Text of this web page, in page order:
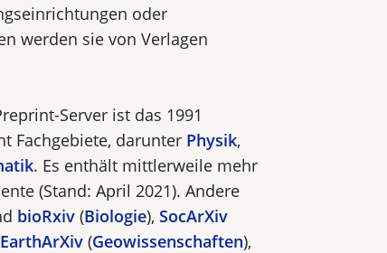
oder
werden sie von Verlagen
Server ist das 1991
Fachgebiete, darunter Physik,
. Es enthält mittlerweile mehr
(Stand: April 2021). Andere
bioRxiv (Biologie), SocArXiv
EarthArXiv (Geowissenschaften),